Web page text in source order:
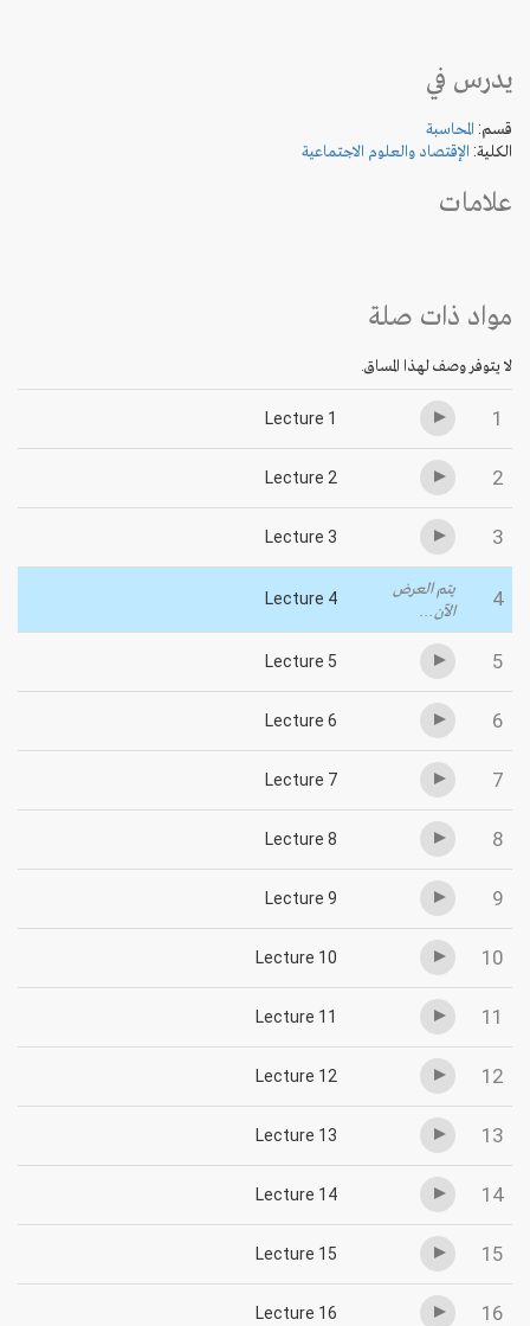
يدرس في
قسم: المحاسبة
الكلية: الإقتصاد والعلوم الاجتماعية
علامات
مواد ذات صلة
لا يتوفر وصف لهذا المساق.
1
Lecture 1
2
Lecture 2
3
Lecture 3
4
يتم العرض
الآن...
Lecture 4
5
Lecture 5
6
Lecture 6
7
Lecture 7
8
Lecture 8
9
Lecture 9
10
Lecture 10
11
Lecture 11
12
Lecture 12
13
Lecture 13
14
Lecture 14
15
Lecture 15
16
Lecture 16